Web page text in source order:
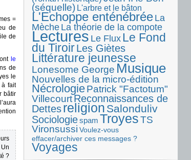
=
de
de
le
de
le
à fait
bâtir
?
(séquelle) L'arbre et le bâton
L'Echoppe enténébrée La
Mèche La théorie de la compote
LecturesLe FluxLe Fond
du TiroirLes Giètes
Littérature jeunesse
Lonesome George Musique
Nouvelles de la micro-édition
NécrologiePatrick "Factotum"
VillecourtReconnaissances de
Dettesreligion Salonduliv
Sociologiespam TroyesTS
Vironsussi Voulez-vous
effacer/archiver ces messages ?
Voyages